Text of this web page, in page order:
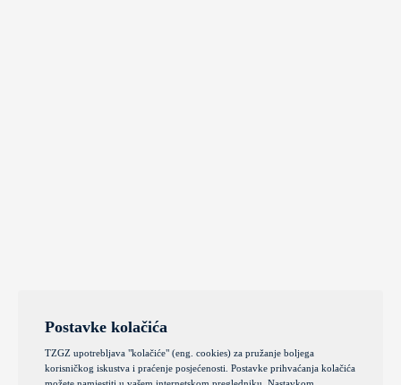
Postavke kolačića
TZGZ upotrebljava "kolačiće" (eng. cookies) za pružanje boljega
korisničkog iskustva i praćenje posjećenosti. Postavke prihvaćanja kolačića